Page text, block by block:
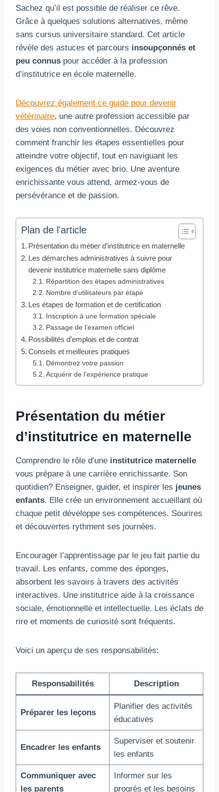
Sachez qu’il est possible de réaliser ce rêve.
Grâce à quelques solutions alternatives, même
sans cursus universitaire standard. Cet article
révèle des astuces et parcours insoupçonnés et
peu connus pour accéder à la profession
d’institutrice en école maternelle.
Découvrez également ce guide pour devenir
vétérinaire, une autre profession accessible par
des voies non conventionnelles. Découvrez
comment franchir les étapes essentielles pour
atteindre votre objectif, tout en naviguant les
exigences du métier avec brio. Une aventure
enrichissante vous attend, armez-vous de
persévérance et de passion.
Plan de l'article
Présentation du métier d’institutrice en maternelle
Les démarches administratives à suivre pour
devenir institutrice maternelle sans diplôme
Répartition des étapes administratives
Nombre d’utilisateurs par étape
Les étapes de formation et de certification
Inscription à une formation spéciale
Passage de l’examen officiel
Possibilités d’emplois et de contrat
Conseils et meilleures pratiques
Démontrez votre passion
Acquérir de l’expérience pratique
Présentation du métier
d’institutrice en maternelle
Comprendre le rôle d’une institutrice maternelle
vous prépare à une carrière enrichissante. Son
quotidien? Enseigner, guider, et inspirer les jeunes
enfants. Elle crée un environnement accueillant où
chaque petit développe ses compétences. Sourires
et découvertes rythment ses journées.
Encourager l’apprentissage par le jeu fait partie du
travail. Les enfants, comme des éponges,
absorbent les savoirs à travers des activités
interactives. Une institutrice aide à la croissance
sociale, émotionnelle et intellectuelle. Les éclats de
rire et moments de curiosité sont fréquents.
Voici un aperçu de ses responsabilités:
Responsabilités Description
Préparer les leçons
Planifier des activités
éducatives
Encadrer les enfants
Superviser et soutenir
les enfants
Communiquer avec
les parents
Informer sur les
progrès et les besoins